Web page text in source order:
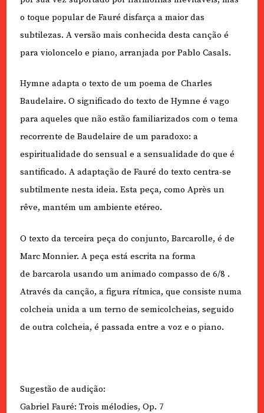
o toque popular de Fauré disfarça a maior das
subtilezas. A versão mais conhecida desta canção é
para violoncelo e piano, arranjada por Pablo Casals.
Hymne adapta o texto de um poema de Charles
Baudelaire. O significado do texto de Hymne é vago
para aqueles que não estão familiarizados com o tema
recorrente de Baudelaire de um paradoxo: a
espiritualidade do sensual e a sensualidade do que é
santificado. A adaptação de Fauré do texto centra-se
subtilmente nesta ideia. Esta peça, como Après un
rêve, mantém um ambiente etéreo.
O texto da terceira peça do conjunto, Barcarolle, é de
Marc Monnier. A peça está escrita na forma
de barcarola usando um animado compasso de 6/8 .
Através da canção, a figura rítmica, que consiste numa
colcheia unida a um terno de semicolcheias, seguido
de outra colcheia, é passada entre a voz e o piano. ​
Sugestão de audição:
Gabriel Fauré: Trois mélodies, Op. 7